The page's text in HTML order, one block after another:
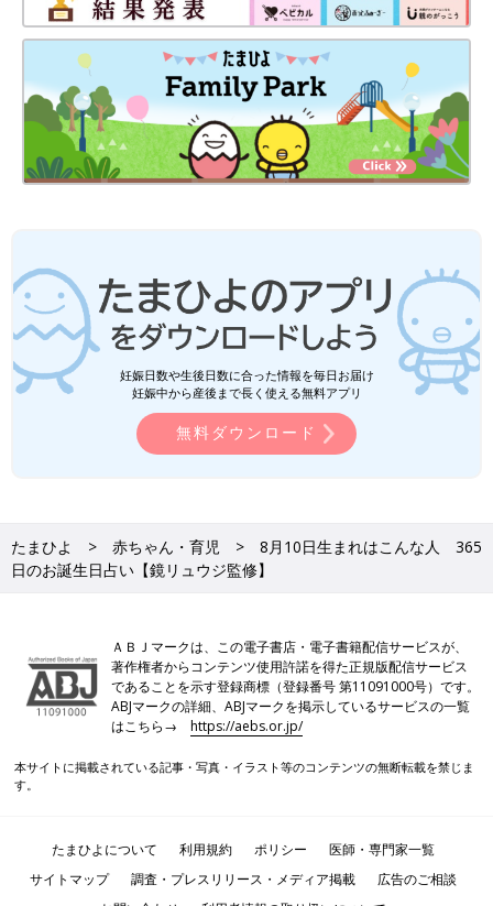
妊娠日数や生後日数に合った情報を毎日お届け
妊娠中から産後まで長く使える無料アプリ
無料ダウンロード
たまひよ 赤ちゃん・育児
8月10日生まれはこんな人 365
日のお誕生日占い【鏡リュウジ監修】
ＡＢＪマークは、この電子書店・電子書籍配信サービスが、
著作権者からコンテンツ使用許諾を得た正規版配信サービス
であることを示す登録商標（登録番号 第11091000号）です。
ABJマークの詳細、ABJマークを掲示しているサービスの一覧
はこちら→https://aebs.or.jp/
本サイトに掲載されている記事・写真・イラスト等のコンテンツの無断転載を禁じま
す。
たまひよについて 利用規約 ポリシー
医師・専門家一覧
サイトマップ
調査・プレスリリース・メディア掲載
広告のご相談